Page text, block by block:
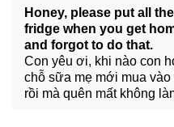
Honey, please put all
fridge when you get
and forgot to do that.
Con yêu ơi, khi nào con
chỗ sữa mẹ mới mua
rồi mà quên mất không